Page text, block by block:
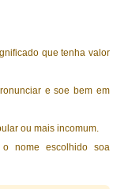
que tenha valor
e soe bem em
ou mais incomum.
o nome escolhido soa